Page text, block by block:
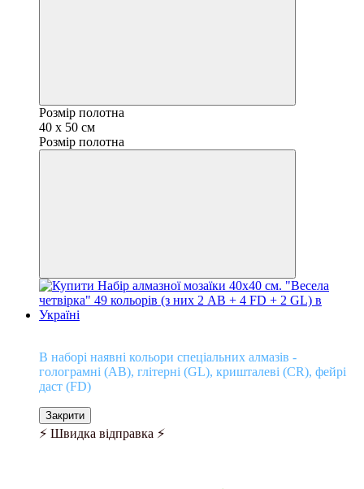
Розмір полотна
40 x 50 см
Розмір полотна
В наборі наявні кольори спеціальних алмазів -
голограмні (АВ), глітерні (GL), кришталеві (CR), фейрі
даст (FD)
Закрити
⚡ Швидка відправка ⚡